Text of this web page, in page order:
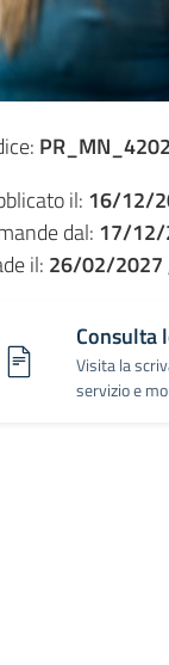
il: 16/12/
dal: 17/12/
il: 26/02/2027
Consulta
Visita la
servizio e